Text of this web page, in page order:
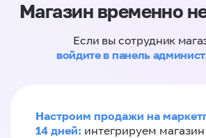
Магазин временно
Если вы сотрудник
войдите в панель
Настроим продажи на
14 дней: интегрируем